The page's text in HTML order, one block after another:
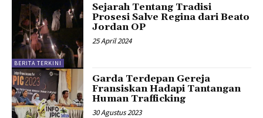
BERITA TERKINI
Sejarah Tentang Tradisi
Prosesi Salve Regina dari Beato
Jordan OP
25 April 2024
Garda Terdepan Gereja
Fransiskan Hadapi Tantangan
Human Trafficking
30 Agustus 2023